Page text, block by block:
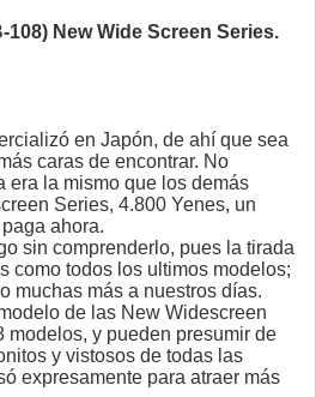
108) New Wide Screen Series.
en Japón, de ahí que sea
caras de encontrar. No
era la mismo que los demás
Series, 4.800 Yenes, un
ahora.
sin comprenderlo, pues la tirada
como todos los ultimos modelos;
muchas más a nuestros días.
de las New Widescreen
modelos, y pueden presumir de
y vistosos de todas las
expresamente para atraer más